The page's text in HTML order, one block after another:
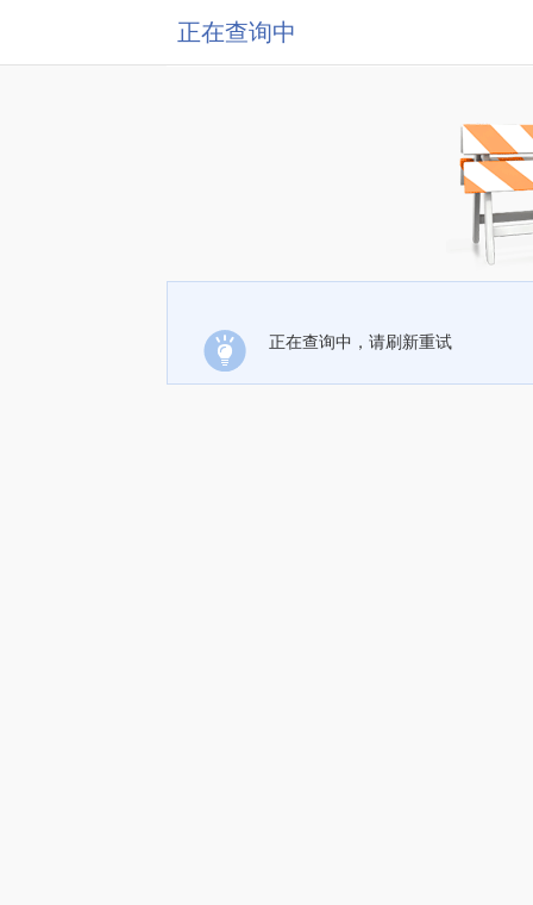
正在查询中
正在查询中，请刷新重试